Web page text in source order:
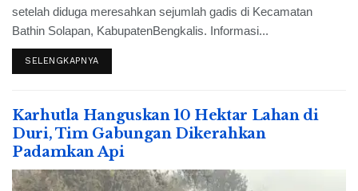
setelah diduga meresahkan sejumlah gadis di Kecamatan
Bathin Solapan, KabupatenBengkalis. Informasi...
SELENGKAPNYA
Karhutla Hanguskan 10 Hektar Lahan di
Duri, Tim Gabungan Dikerahkan
Padamkan Api